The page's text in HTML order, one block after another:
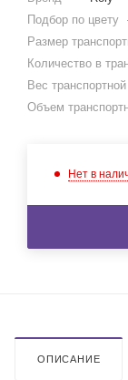
Подбор по цвету
Размер
Количество в
Вес
Объем
Нет в
ОПИСАНИЕ